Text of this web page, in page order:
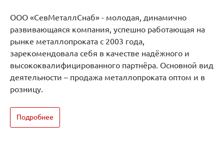
ООО «СевМеталлСнаб» - молодая, динамично
развивающаяся компания, успешно работающая на
рынке металлопроката с 2003 года,
зарекомендовала себя в качестве надёжного и
высококвалифицированного партнёра. Основной вид
деятельности – продажа металлопроката оптом и в
розницу.
Подробнее